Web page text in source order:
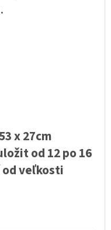
x 27cm
od 12 po 16
veľkosti